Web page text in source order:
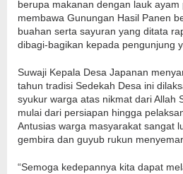
berupa makanan dengan lauk
membawa Gunungan Hasil Panen
buahan serta sayuran yang ditata
dibagi-bagikan kepada pengunjung
Suwaji Kepala Desa Japanan
tahun tradisi Sedekah Desa ini
syukur warga atas nikmat dari Allah
mulai dari persiapan hingga
Antusias warga masyarakat sangat
gembira dan guyub rukun
“Semoga kedepannya kita dapat